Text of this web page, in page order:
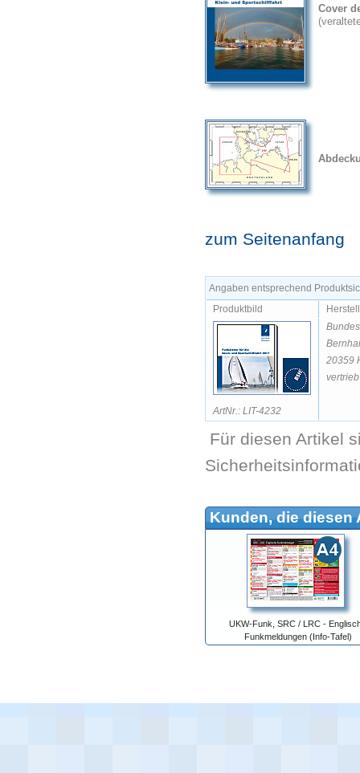
Cover
zum Seitenanfang
Angaben entsprechend
Produktbild
ArtNr.: LIT-4232
20359
Für diesen Artikel
Kunden, die diesen
UKW-Funk, SRC / LRC -
Funkmeldungen (Info-Tafel)